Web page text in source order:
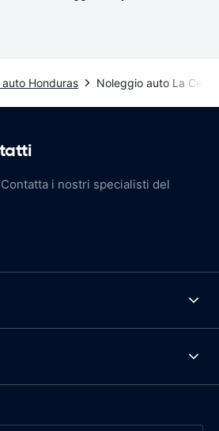
Honduras Noleggio auto La Ceiba
i nostri specialisti del